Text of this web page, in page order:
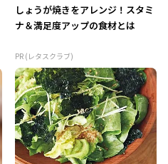
しょうが焼きをアレンジ！スタミ
ナ＆満足度アップの食材とは
PR (レタスクラブ)